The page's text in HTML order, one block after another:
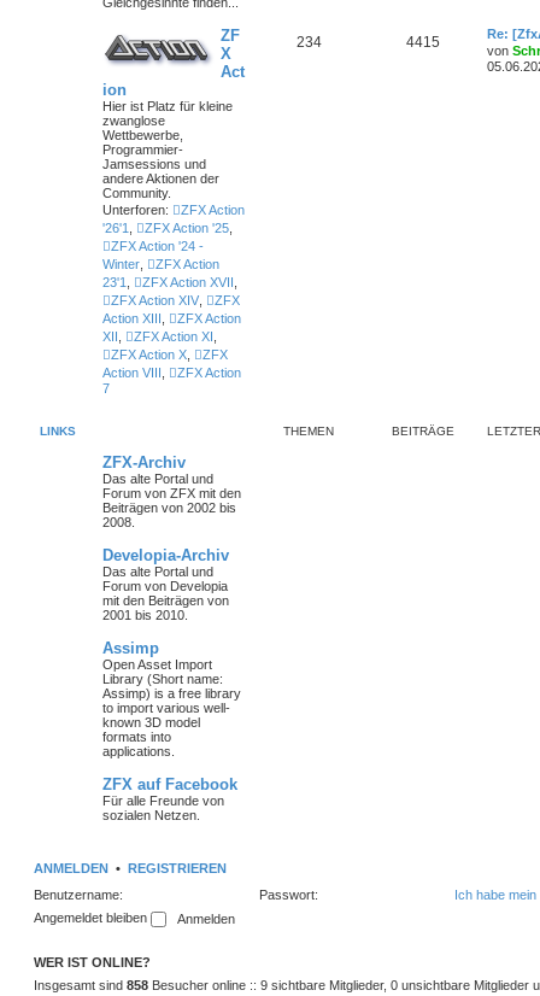
ZF
X
Act
ion
Hier ist Platz für kleine
zwanglose
Wettbewerbe,
Programmier-
Jamsessions und
andere Aktionen der
Community.
Unterforen:
ZFX Action
'26'1
ZFX Action '25
ZFX Action '24 -
Winter
ZFX Action
23'1
ZFX Action XVII
ZFX Action XIV
ZFX
Action XIII
ZFX Action
XII
ZFX Action XI
ZFX Action X
ZFX
Action VIII
ZFX Action
7
234 4415
Re:
von
LINKS THEMEN BEITRÄGE
ZFX-Archiv
Das alte Portal und
Forum von ZFX mit den
Beiträgen von 2002 bis
2008.
Developia-Archiv
Das alte Portal und
Forum von Developia
mit den Beiträgen von
2001 bis 2010.
Assimp
Open Asset Import
Library (Short name:
Assimp) is a free library
to import various well-
known 3D model
formats into
applications.
ZFX auf Facebook
Für alle Freunde von
sozialen Netzen.
ANMELDEN • REGISTRIEREN
Benutzername:
Passwort:
Ich habe
Angemeldet bleiben
WER IST ONLINE?
Insgesamt sind 858 Besucher online :: 9 sichtbare Mitglieder, 0 unsichtbare Mitglieder